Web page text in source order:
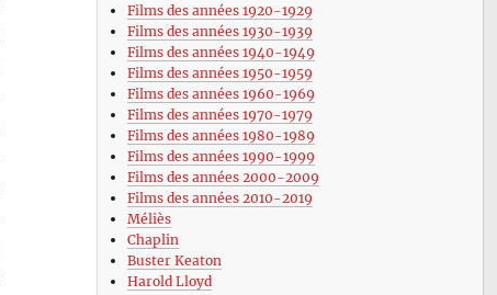
Films des années 1920-1929
Films des années 1930-1939
Films des années 1940-1949
Films des années 1950-1959
Films des années 1960-1969
Films des années 1970-1979
Films des années 1980-1989
Films des années 1990-1999
Films des années 2000-2009
Films des années 2010-2019
Méliès
Chaplin
Buster Keaton
Harold Lloyd